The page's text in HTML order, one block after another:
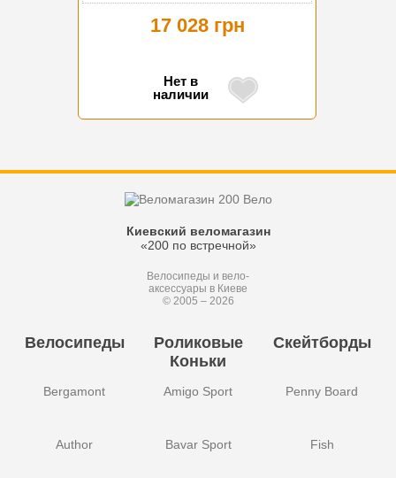
17 028 грн
Нет в
наличии
Киевский веломагазин
«200 по встречной»
Велосипеды и вело-
аксессуары в Киеве
© 2005 – 2026
Велосипеды
Bergamont
Author
Роликовые
Коньки
Amigo Sport
Bavar Sport
Скейтборды
Penny Board
Fish